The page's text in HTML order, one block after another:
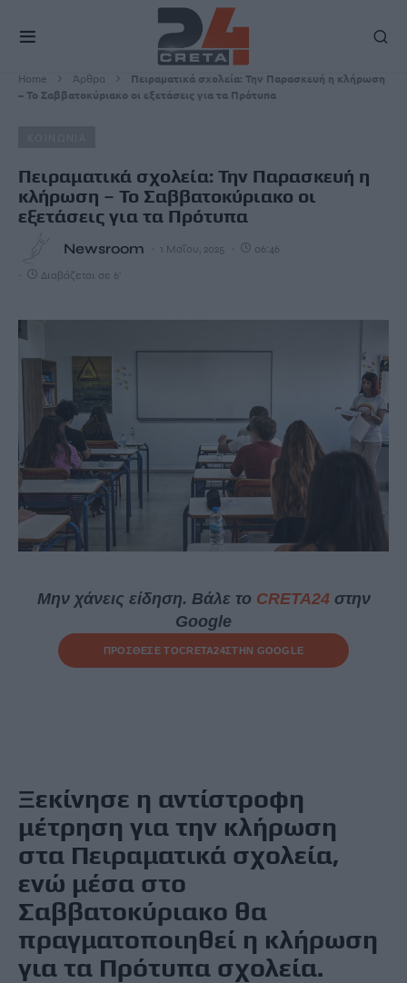
Home Άρθρα
Πειραματικά σχολεία: Την Παρασκευή η κλήρωση
– Το Σαββατοκύριακο οι εξετάσεις για τα Πρότυπα
Πειραματικά σχολεία: Την Παρασκευή η
κλήρωση – Το Σαββατοκύριακο οι
εξετάσεις για τα Πρότυπα
Newsroom 1 Μαΐου, 2025 06:46
Διαβάζεται σε 6'
Μην χάνεις είδηση. Βάλε το CRETA24στην
Google
ΠΡΟΣΘΕΣΕ ΤΟCRETA24ΣΤΗΝ GOOGLE
Ξεκίνησε η αντίστροφη
μέτρηση για την κλήρωση
στα Πειραματικά σχολεία,
ενώ μέσα στο
Σαββατοκύριακο θα
πραγματοποιηθεί η κλήρωση
για τα Πρότυπα σχολεία.